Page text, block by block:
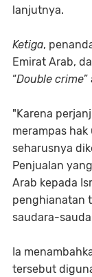
lanjutnya.
Ketiga,
Emirat Arab,
“Double crime
"Karena
merampas
seharusnya
Penjualan
Arab kepada
penghianatan
saudara-
Ia
tersebut